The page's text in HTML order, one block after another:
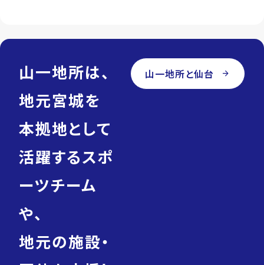
山一地所は、
地元宮城を
本拠地として
活躍するスポ
ーツチーム
や、
地元の施設・
山一地所と仙台 arrow_forward